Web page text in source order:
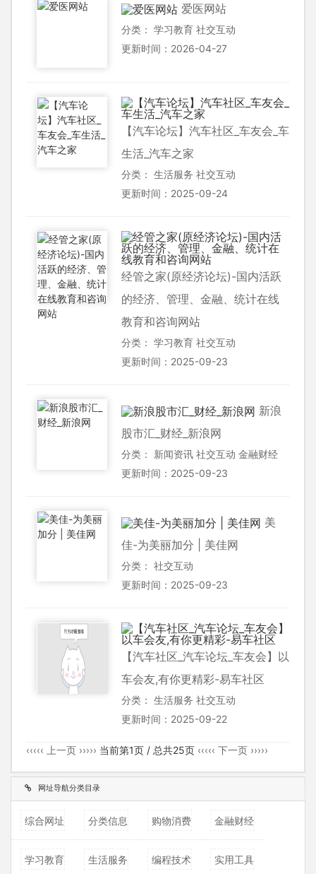
爱医网站
分类： 学习教育 社交互动
更新时间：2026-04-27
【汽车论坛】汽车社区_车友会_车
生活_汽车之家
分类： 生活服务 社交互动
更新时间：2025-09-24
经管之家(原经济论坛)-国内活跃
的经济、管理、金融、统计在线
教育和咨询网站
分类： 学习教育 社交互动
更新时间：2025-09-23
新浪
股市汇_财经_新浪网
分类： 新闻资讯 社交互动 金融财经
更新时间：2025-09-23
美
佳-为美丽加分 | 美佳网
分类： 社交互动
更新时间：2025-09-23
【汽车社区_汽车论坛_车友会】以
车会友,有你更精彩-易车社区
分类： 生活服务 社交互动
更新时间：2025-09-22
‹‹‹‹‹ 上一页 ››››› 当前第1页 / 总共25页 ‹‹‹‹‹ 下一页 ›››››
网址导航分类目录
综合网址 分类信息 购物消费 金融财经
学习教育 生活服务 编程技术 实用工具